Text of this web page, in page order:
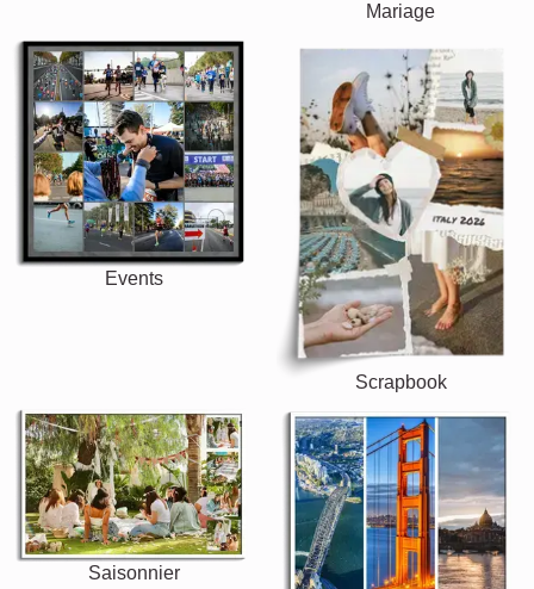
Mariage
Events
Scrapbook
Saisonnier